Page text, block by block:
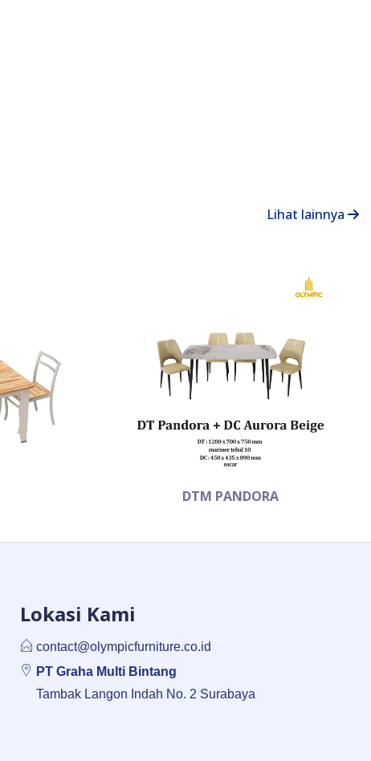
Lihat lainnya
DTM PANDORA
Lokasi Kami
contact@olympicfurniture.co.id
PT Graha Multi Bintang
Tambak Langon Indah No. 2 Surabaya